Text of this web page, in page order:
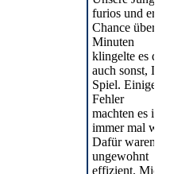
furios und
Chance über
Minuten
klingelte es
auch sonst,
Spiel. Einige
Fehler
machten es in
immer mal
Dafür waren
ungewohnt
effizient.